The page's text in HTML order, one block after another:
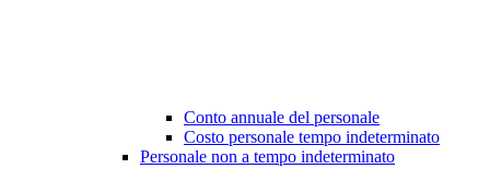
Conto annuale del personale
Costo personale tempo indeterminato
Personale non a tempo indeterminato